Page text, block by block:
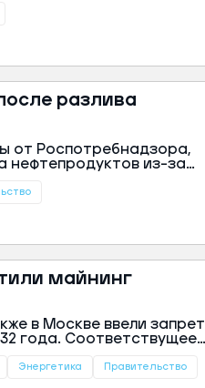
в республику.
разлива
от Роспотребнадзора,
нефтепродуктов из-за
майнинг
в Москве ввели запрет
года. Соответствущее
Энергетика Правительство